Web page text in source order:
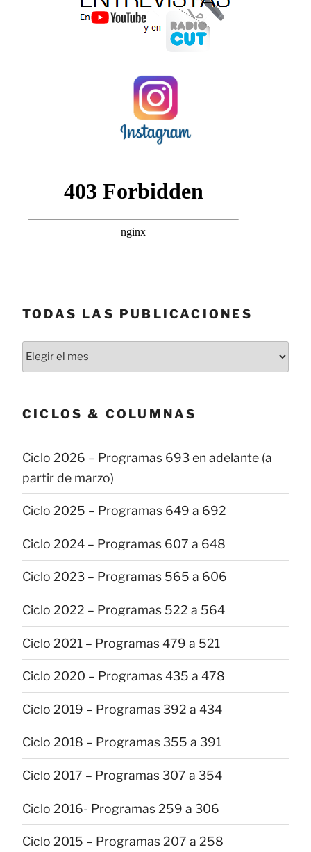
TODAS LAS PUBLICACIONES
Todas
CICLOS & COLUMNAS
Ciclo 2026 – Programas 693 en adelante (a
partir de marzo)
Ciclo 2025 – Programas 649 a 692
Ciclo 2024 – Programas 607 a 648
Ciclo 2023 – Programas 565 a 606
Ciclo 2022 – Programas 522 a 564
Ciclo 2021 – Programas 479 a 521
Ciclo 2020 – Programas 435 a 478
Ciclo 2019 – Programas 392 a 434
Ciclo 2018 – Programas 355 a 391
Ciclo 2017 – Programas 307 a 354
Ciclo 2016- Programas 259 a 306
Ciclo 2015 – Programas 207 a 258